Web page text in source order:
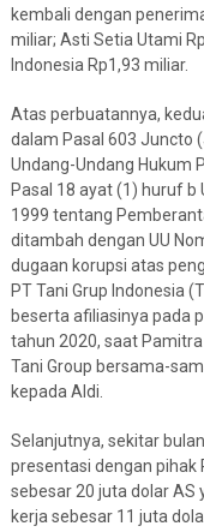
kembali dengan
miliar; Asti Setia Utami
Indonesia Rp1,93 miliar.
Atas perbuatannya,
dalam Pasal 603 Juncto
Undang-Undang Hukum
Pasal 18 ayat (1) huruf b
1999 tentang
ditambah dengan UU
dugaan korupsi atas
PT Tani Grup Indonesia
beserta afiliasinya pada
tahun 2020, saat
Tani Group bersama-
kepada Aldi.
Selanjutnya, sekitar
presentasi dengan pihak
sebesar 20 juta dolar AS
kerja sebesar 11 juta